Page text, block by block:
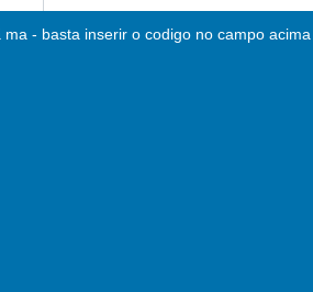
- basta inserir o codigo no campo